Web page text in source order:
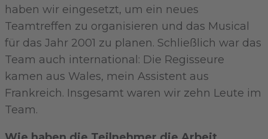
haben wir eingesetzt, um ein neues
Teamtreffen zu organisieren und das Musical
für das Jahr 2001 zu planen. Schließlich war das
Team auch international: Die Regisseure
kamen aus Wales, mein Assistent aus
Frankreich. Insgesamt waren wir zehn Leute im
Team.